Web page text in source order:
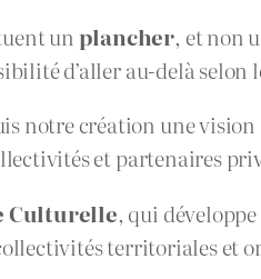
un plancher, et non
d’aller au-delà selon
notre création une
et partenaires
Culturelle, qui
territoriales et